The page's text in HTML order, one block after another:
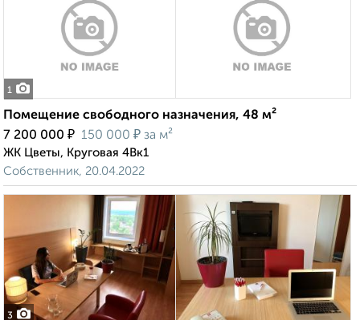
1
Помещение свободного назначения, 48 м²
7 200 000 ₽ 150 000 ₽ за м²
ЖК Цветы, Круговая 4Вк1
Собственник, 20.04.2022
3